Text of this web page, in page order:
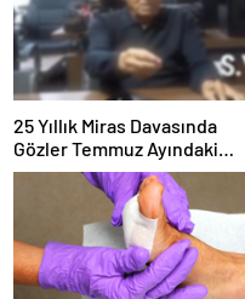
25 Yıllık Miras Davasında
Gözler Temmuz Ayındaki
Karar Duruşmasına Çevrildi